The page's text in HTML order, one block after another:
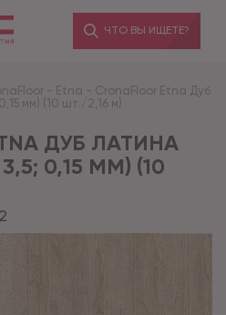
ЧТО ВЫ ИЩЕТЕ?
- Etna - CronaFloor Etna Дуб
мм) (10 шт./2,16 м)
ДУБ ЛАТИНА
0,15 ММ) (10